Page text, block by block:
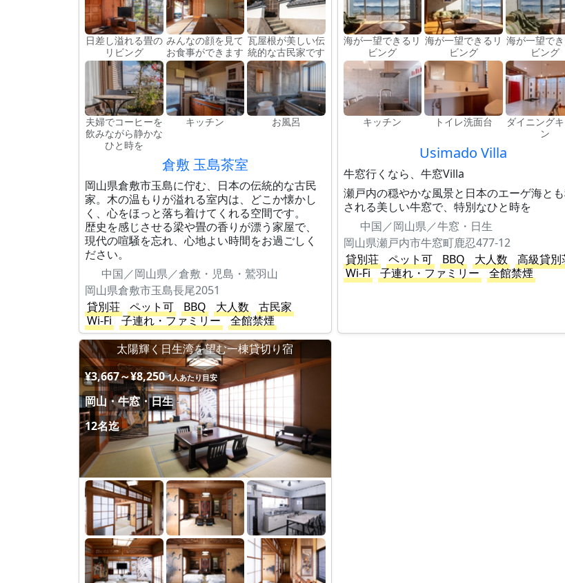
日差し溢れる畳の
リビング
みんなの顔を見て
お食事ができます
瓦屋根が美しい伝
統的な古民家です
夫婦でコーヒーを
飲みながら静かな
ひと時を
キッチン お風呂
倉敷 玉島茶室
岡山県倉敷市玉島に佇む、日本の伝統的な古民
家。木の温もりが溢れる室内は、どこか懐かし
く、心をほっと落ち着けてくれる空間です。
歴史を感じさせる梁や畳の香りが漂う家屋で、
現代の喧騒を忘れ、心地よい時間をお過ごしく
ださい。
中国／岡山県／倉敷・児島・鷲羽山
岡山県倉敷市玉島長尾2051
貸別荘
ペット可 BBQ 大人数
古民家
Wi-Fi
子連れ・ファミリー 全館禁煙
海が一望できるリ
ビング
海が一望できるリ
ビング
海が一望で
ビング
キッチン トイレ洗面台
ダイニング
ン
Usimado Villa
牛窓行くなら、牛窓Villa
瀬戸内の穏やかな風景と日本のエーゲ海と
される美しい牛窓で、特別なひと時を
中国／岡山県／牛窓・日生
岡山県瀬戸内市牛窓町鹿忍477-12
貸別荘
ペット可 BBQ 大人数
高級貸別
Wi-Fi
子連れ・ファミリー 全館禁煙
太陽輝く日生湾を望む一棟貸切り宿
¥3,667～¥8,250 1人あたり目安
岡山・牛窓・日生
12名迄